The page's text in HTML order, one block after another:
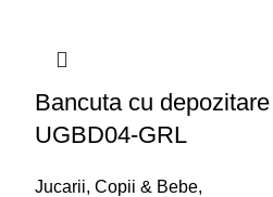
Bancuta cu depozitare
UGBD04-GRL
Jucarii, Copii & Bebe,